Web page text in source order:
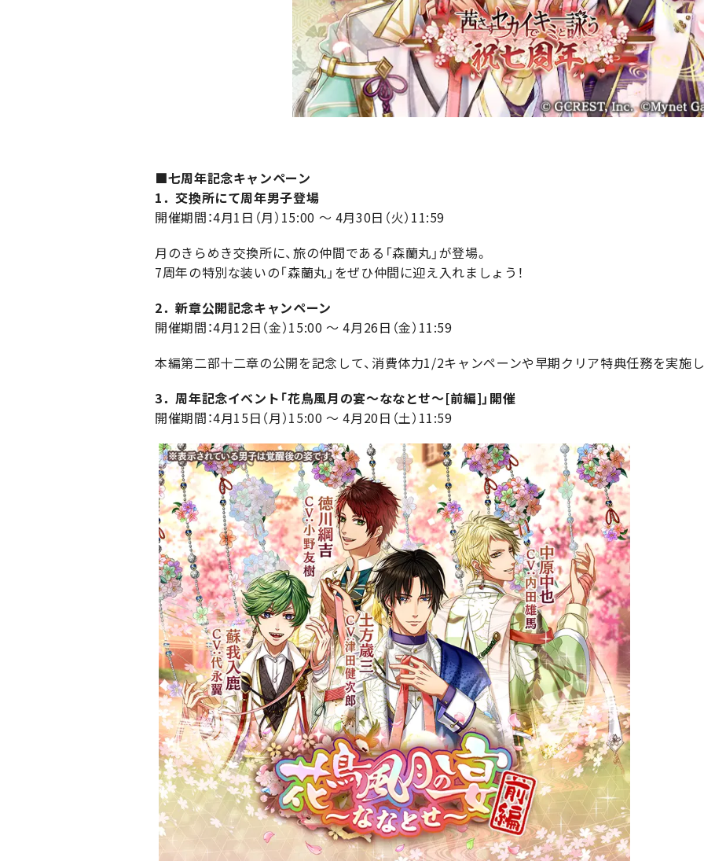
■七周年記念キャンペーン
1．交換所にて周年男子登場
開催期間：4月1日（月）15:00 ～ 4月30日（火）11:59
月のきらめき交換所に、旅の仲間である「森蘭丸」が登場。
7周年の特別な装いの「森蘭丸」をぜひ仲間に迎え入れましょう！
2．新章公開記念キャンペーン
開催期間：4月12日（金）15:00 ～ 4月26日（金）11:59
本編第二部十二章の公開を記念して、消費体力1/2キャンペーンや早期クリア特典任務を実施
3．周年記念イベント「花鳥風月の宴～ななとせ～[前編]」開催
開催期間：4月15日（月）15:00 ～ 4月20日（土）11:59